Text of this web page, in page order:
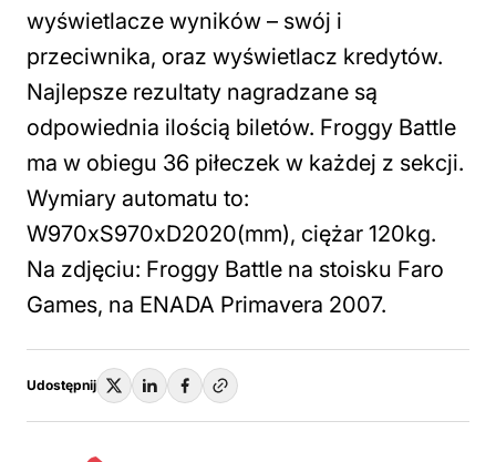
wyświetlacze wyników – swój i
przeciwnika, oraz wyświetlacz kredytów.
Najlepsze rezultaty nagradzane są
odpowiednia ilością biletów. Froggy Battle
ma w obiegu 36 piłeczek w każdej z sekcji.
Wymiary automatu to:
W970xS970xD2020(mm), ciężar 120kg.
Na zdjęciu: Froggy Battle na stoisku Faro
Games, na ENADA Primavera 2007.
Udostępnij